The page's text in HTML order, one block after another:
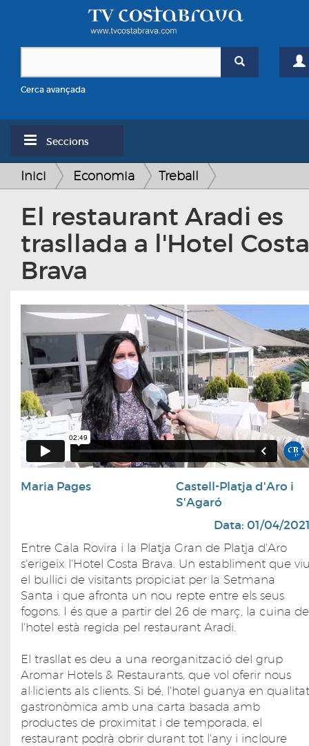
Cerca avançada
Seccions
Inici Economia Treball
El restaurant Aradi es
trasllada a l'Hotel Costa
Brava
Maria Pages
Castell-Platja d'Aro i
S'Agaró
Data: 01/04/
Entre Cala Rovira i la Platja Gran de Platja d'Aro
s'erigeix l'Hotel Costa Brava. Un establiment que
el bullici de visitants propiciat per la Setmana
Santa i que afronta un nou repte entre els seus
fogons. I és que a partir del 26 de març, la cuina de
l'hotel està regida pel restaurant Aradi.
El trasllat es deu a una reorganització del grup
Aromar Hotels & Restaurants, que vol oferir nous
al·licients als clients. Si bé, l'hotel guanya en qualitat
gastronòmica amb una carta basada amb
productes de proximitat i de temporada, el
restaurant podrà obrir durant tot l'any i incloure